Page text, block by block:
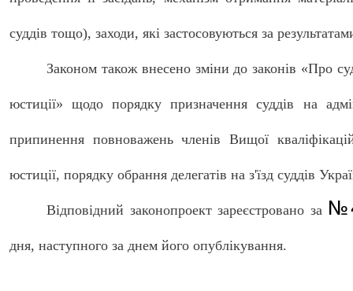
суддів тощо), заходи, які застосовуються за
Законом також внесено зміни до законів «Про
юстиції» щодо порядку призначення суддів на
припинення повноважень членів Вищої
юстиції, порядку обрання делегатів на з'їзд суддів
Відповідний законопроект зареєстровано за
дня, наступного за днем його опублікування.